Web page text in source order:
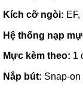
Kích cỡ ngòi: EF,
Hệ thống nạp
Mực kèm theo: 1
Nắp bút: Snap-on